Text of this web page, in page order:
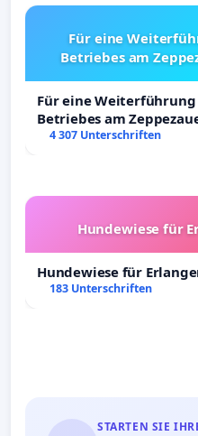
Für eine
Betriebes am
Für eine Weiterführung
Betriebes am
4 307 Unterschriften
Hundewiese für
Hundewiese für
183 Unterschriften
STARTEN SIE